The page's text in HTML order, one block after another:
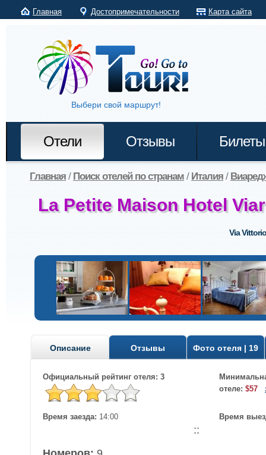
Главная Достопримечательности Карта сайта
Выбери свой маршрут!
Отели Отзывы Билеты
Главная / Поиск отелей по странам / Италия /
La Petite Maison Hotel
Via
Описание Отзывы Фото отеля | 19
Официальный рейтинг отеля: 3
отеле: $57
Время заезда: 14:00 Время
::